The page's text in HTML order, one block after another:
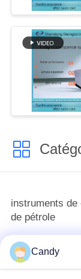
instruments de
de pétrole
Candy